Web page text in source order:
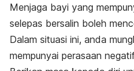
Menjaga bayi yang
selepas bersalin boleh
Dalam situasi ini, anda
mempunyai perasaan